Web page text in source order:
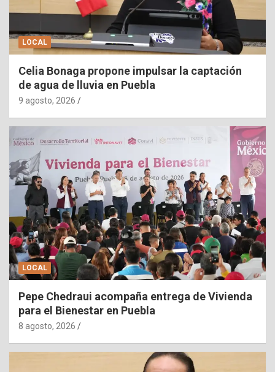
LOCAL
Celia Bonaga propone impulsar la captación
de agua de lluvia en Puebla
9 agosto, 2026
LOCAL
Pepe Chedraui acompaña entrega de Vivienda
para el Bienestar en Puebla
8 agosto, 2026